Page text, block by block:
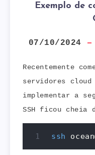
Exemplo de
07/10/2024
Recentemente
servidores
implementar a
SSH ficou cheia
ssh